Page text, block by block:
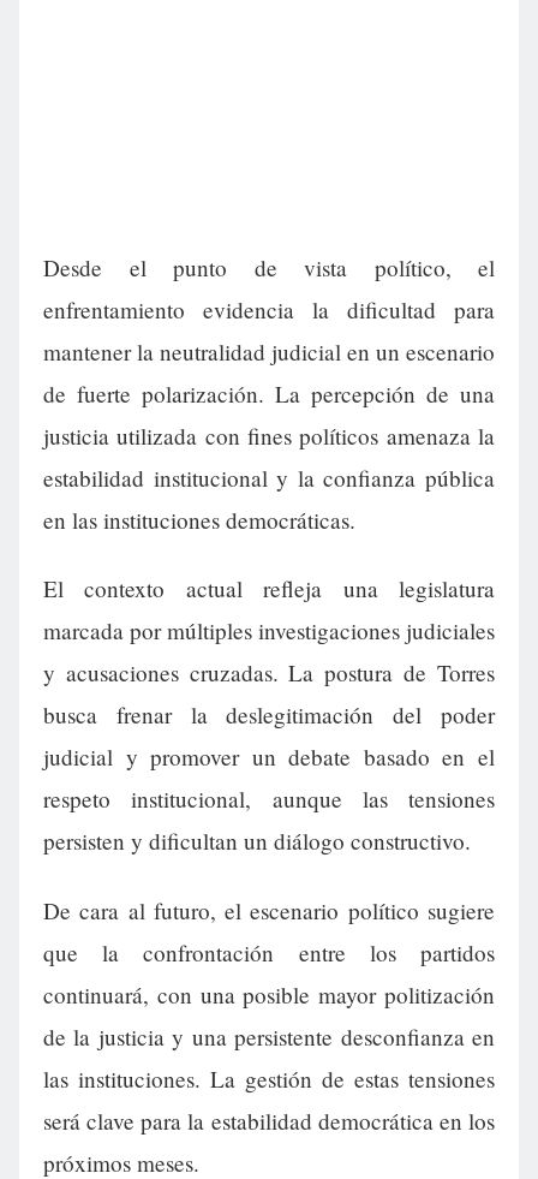
Desde el punto de vista político, el
enfrentamiento evidencia la dificultad para
mantener la neutralidad judicial en un escenario
de fuerte polarización. La percepción de una
justicia utilizada con fines políticos amenaza la
estabilidad institucional y la confianza pública
en las instituciones democráticas.
El contexto actual refleja una legislatura
marcada por múltiples investigaciones judiciales
y acusaciones cruzadas. La postura de Torres
busca frenar la deslegitimación del poder
judicial y promover un debate basado en el
respeto institucional, aunque las tensiones
persisten y dificultan un diálogo constructivo.
De cara al futuro, el escenario político sugiere
que la confrontación entre los partidos
continuará, con una posible mayor politización
de la justicia y una persistente desconfianza en
las instituciones. La gestión de estas tensiones
será clave para la estabilidad democrática en los
próximos meses.